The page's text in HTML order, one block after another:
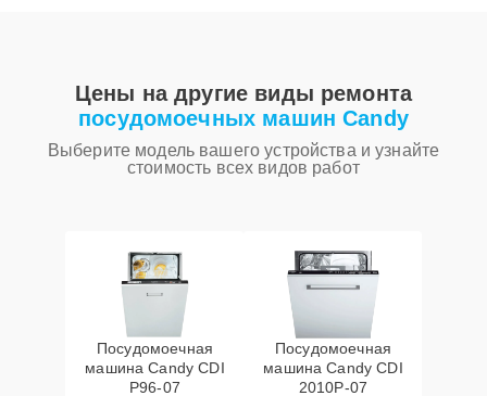
Цены на другие виды ремонта
посудомоечных машин Candy
Выберите модель вашего устройства и узнайте
стоимость всех видов работ
Посудомоечная
машина Candy CDI
P96-07
Посудомоечная
машина Candy CDI
2010P-07